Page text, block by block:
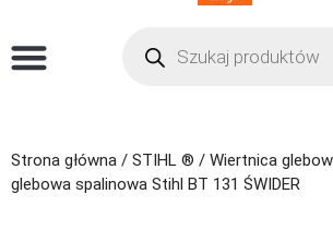
Strona główna / STIHL ® / Wiertnica
glebowa spalinowa Stihl BT 131 ŚWIDER